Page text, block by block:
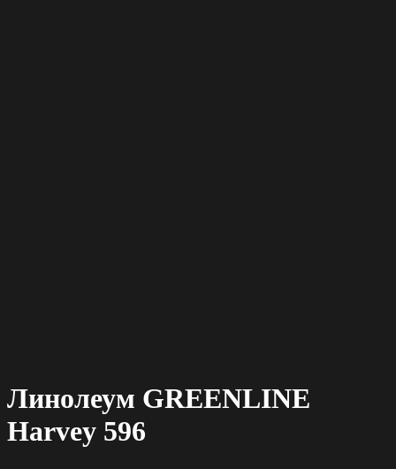
Линолеум GREENLINE
Harvey 596